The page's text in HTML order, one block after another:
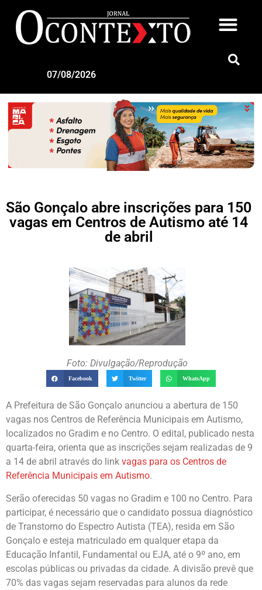
07/08/2026
São Gonçalo abre inscrições para 150
vagas em Centros de Autismo até 14
de abril
Foto: Divulgação/Reprodução
Facebook Twitter WhatsApp
A Prefeitura de São Gonçalo anunciou a abertura de 150
vagas nos Centros de Referência Municipais em Autismo,
localizados no Gradim e no Centro. O edital, publicado nesta
quarta-feira, orienta que as inscrições sejam realizadas de 9
a 14 de abril através do link vagas para os Centros de
Referência Municipais em Autismo.
Serão oferecidas 50 vagas no Gradim e 100 no Centro. Para
participar, é necessário que o candidato possua diagnóstico
de Transtorno do Espectro Autista (TEA), resida em São
Gonçalo e esteja matriculado em qualquer etapa da
Educação Infantil, Fundamental ou EJA, até o 9º ano, em
escolas públicas ou privadas da cidade. A divisão prevê que
70% das vagas sejam reservadas para alunos da rede